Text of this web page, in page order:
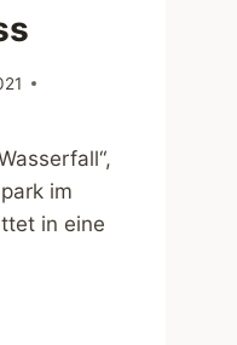
im
in eine